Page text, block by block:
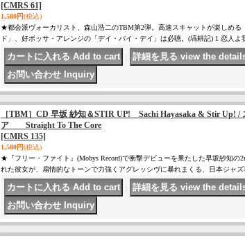
[CMRS 61]
1,580円(税込)
★都会派ヴォーカリスト、森山浩二のTBM第2弾。高速スキャットが楽しめる
ド」、好ボッサ・アレンジの「デイ・バイ・デイ」は必聴。(塙耕記) 1 恋人よ
［TBM］CD 早坂 紗知＆STIR UP! Sachi Hayasaka & Stir Up! /
ア Straight To The Core
[CMRS 135]
1,580円(税込)
★『フリー・ファイト』(Mobys Record)で衝撃デビューを果たした早坂紗知
れた彼女が、扇情的なトーンで力強くアグレッシヴに暴れまくる、日本ジャズ